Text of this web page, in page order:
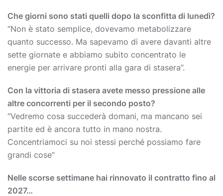
Che giorni sono stati quelli dopo la sconfitta di lunedì?
“Non è stato semplice, dovevamo metabolizzare
quanto successo. Ma sapevamo di avere davanti altre
sette giornate e abbiamo subito concentrato le
energie per arrivare pronti alla gara di stasera”.
Con la vittoria di stasera avete messo pressione alle
altre concorrenti per il secondo posto?
“Vedremo cosa succederà domani, ma mancano sei
partite ed è ancora tutto in mano nostra.
Concentriamoci su noi stessi perché possiamo fare
grandi cose”
Nelle scorse settimane hai rinnovato il contratto fino al
2027…